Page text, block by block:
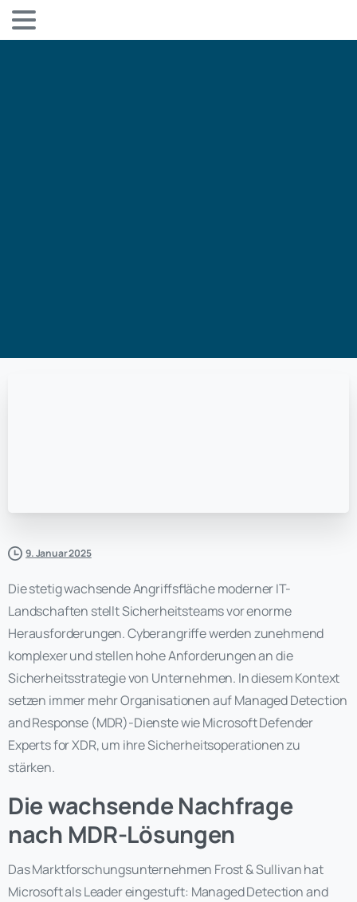
9. Januar 2025
Die stetig wachsende Angriffsfläche moderner IT-
Landschaften stellt Sicherheitsteams vor enorme
Herausforderungen. Cyberangriffe werden zunehmend
komplexer und stellen hohe Anforderungen an die
Sicherheitsstrategie von Unternehmen. In diesem Kontext
setzen immer mehr Organisationen auf Managed Detection
and Response (MDR)-Dienste wie Microsoft Defender
Experts for XDR, um ihre Sicherheitsoperationen zu
stärken.
Die wachsende Nachfrage
nach MDR-Lösungen
Das Marktforschungsunternehmen Frost & Sullivan hat
Microsoft als Leader eingestuft: Managed Detection and